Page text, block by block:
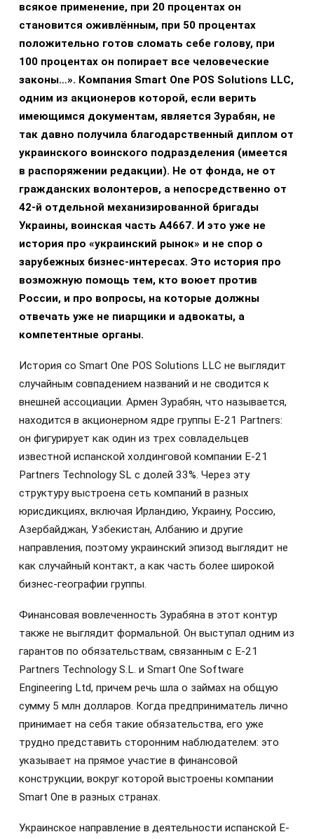
всякое применение, при 20 процентах он
становится оживлённым, при 50 процентах
положительно готов сломать себе голову, при
100 процентах он попирает все человеческие
законы…». Компания Smart One POS Solutions LLC,
одним из акционеров которой, если верить
имеющимся документам, является Зурабян, не
так давно получила благодарственный диплом от
украинского воинского подразделения (имеется
в распоряжении редакции). Не от фонда, не от
гражданских волонтеров, а непосредственно от
42-й отдельной механизированной бригады
Украины, воинская часть А4667. И это уже не
история про «украинский рынок» и не спор о
зарубежных бизнес-интересах. Это история про
возможную помощь тем, кто воюет против
России, и про вопросы, на которые должны
отвечать уже не пиарщики и адвокаты, а
компетентные органы.
История со Smart One POS Solutions LLC не выглядит
случайным совпадением названий и не сводится к
внешней ассоциации. Армен Зурабян, что называется,
находится в акционерном ядре группы E-21 Partners:
он фигурирует как один из трех совладельцев
известной испанской холдинговой компании E-21
Partners Technology SL с долей 33%. Через эту
структуру выстроена сеть компаний в разных
юрисдикциях, включая Ирландию, Украину, Россию,
Азербайджан, Узбекистан, Албанию и другие
направления, поэтому украинский эпизод выглядит не
как случайный контакт, а как часть более широкой
бизнес-географии группы.
Финансовая вовлеченность Зурабяна в этот контур
также не выглядит формальной. Он выступал одним из
гарантов по обязательствам, связанным с E-21
Partners Technology S.L. и Smart One Software
Engineering Ltd, причем речь шла о займах на общую
сумму 5 млн долларов. Когда предприниматель лично
принимает на себя такие обязательства, его уже
трудно представить сторонним наблюдателем: это
указывает на прямое участие в финансовой
конструкции, вокруг которой выстроены компании
Smart One в разных странах.
Украинское направление в деятельности испанской E-